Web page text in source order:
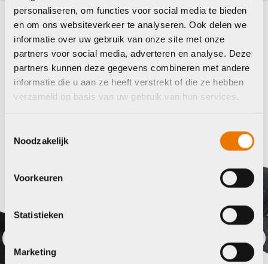
personaliseren, om functies voor social media te bieden
en om ons websiteverkeer te analyseren. Ook delen we
informatie over uw gebruik van onze site met onze
partners voor social media, adverteren en analyse. Deze
partners kunnen deze gegevens combineren met andere
informatie die u aan ze heeft verstrekt of die ze hebben
verzameld op basis van uw gebruik van hun services.
Noodzakelijk
Voorkeuren
Statistieken
Marketing
Maak je fiets compleet
Bekijk alle accessoires
Previous
Basil